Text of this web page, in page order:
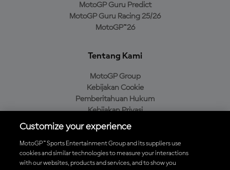
MotoGP Guru Predict
MotoGP Guru Racing 25/26
MotoGP™26
Tentang Kami
MotoGP Group
Kebijakan Cookie
Pemberitahuan Hukum
Kebijakan Privasi
Kebijakan Pembelian
Unduh Aplikasi Resmi MotoGP™
Customize your experience
MotoGP™ Sports Entertainment Group and its suppliers use
cookies and similar technologies to measure your interactions
with our websites, products and services, and to show you